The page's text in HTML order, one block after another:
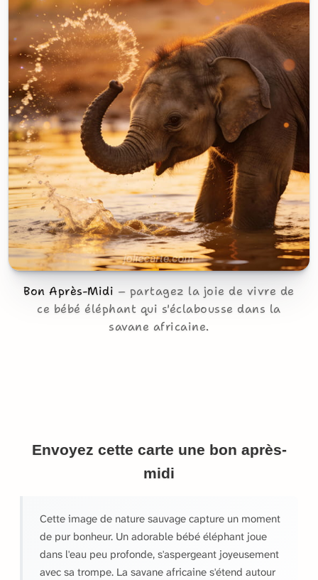
Bon Après-Midi
partagez la joie de vivre de
ce bébé éléphant qui s'éclabousse dans la
savane africaine.
Envoyez cette carte une bon après-
midi
Cette image de nature sauvage capture un moment
de pur bonheur. Un adorable bébé éléphant joue
dans l'eau peu profonde, s'aspergeant joyeusement
avec sa trompe. La savane africaine s'étend autour